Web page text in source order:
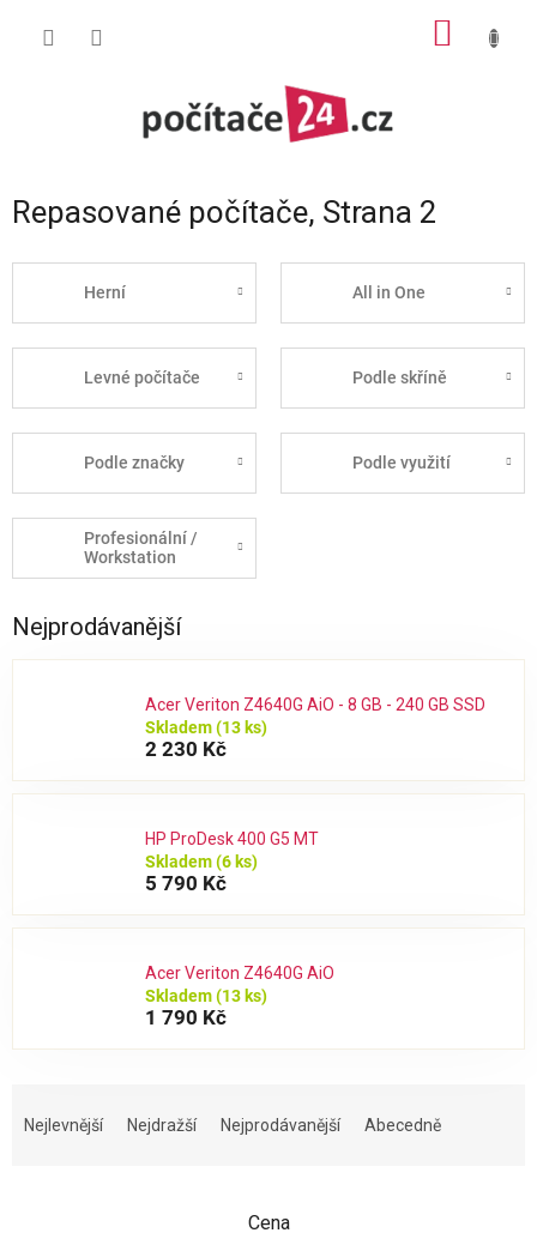
Repasované počítače, Strana 2
Herní All in One
Levné počítače Podle skříně
Podle značky Podle využití
Profesionální /
Workstation
Nejprodávanější
Acer Veriton Z4640G AiO - 8 GB - 240 GB SSD
Skladem(13 ks)
2 230 Kč
HP ProDesk 400 G5 MT
Skladem(6 ks)
5 790 Kč
Acer Veriton Z4640G AiO
Skladem(13 ks)
1 790 Kč
Nejlevnější Nejdražší Nejprodávanější Abecedně
Cena